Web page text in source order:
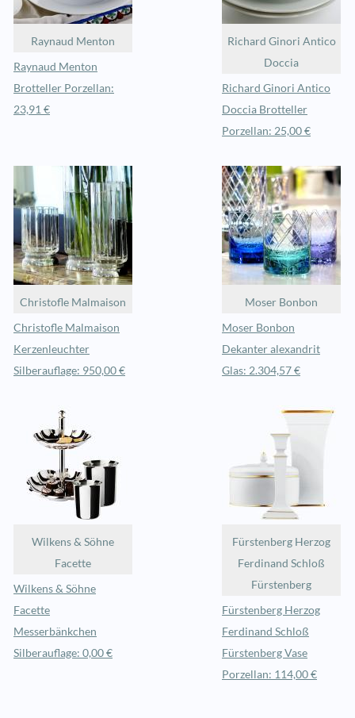
Raynaud Menton
Raynaud Menton
Brotteller Porzellan:
23,91 €
Richard Ginori Antico
Doccia
Richard Ginori Antico
Doccia Brotteller
Porzellan: 25,00 €
Christofle Malmaison
Christofle Malmaison
Kerzenleuchter
Silberauflage: 950,00 €
Moser Bonbon
Moser Bonbon
Dekanter alexandrit
Glas: 2.304,57 €
Wilkens & Söhne
Facette
Wilkens & Söhne
Facette
Messerbänkchen
Silberauflage: 0,00 €
Fürstenberg Herzog
Ferdinand Schloß
Fürstenberg
Fürstenberg Herzog
Ferdinand Schloß
Fürstenberg Vase
Porzellan: 114,00 €